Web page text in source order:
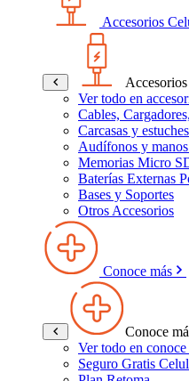
Accesorios
Ver todo en
Cables,
Carcasas y estuches
Audífonos y
Memorias Micro
Baterías Externas
Bases y Soportes
Otros Accesorios
Conoce más
Conoce
Ver todo en conoce
Seguro Gratis